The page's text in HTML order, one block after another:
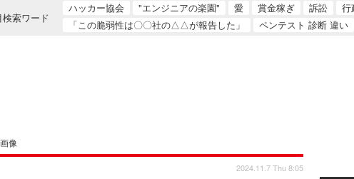
検索ワード
ハッカー協会 "エンジニアの楽園" 愛 賞金稼ぎ 訴訟 行
「この脆弱性は〇〇社の△△が報告した」
ペンテスト 診断 違い
像
2024.11.7 Thu 8:05